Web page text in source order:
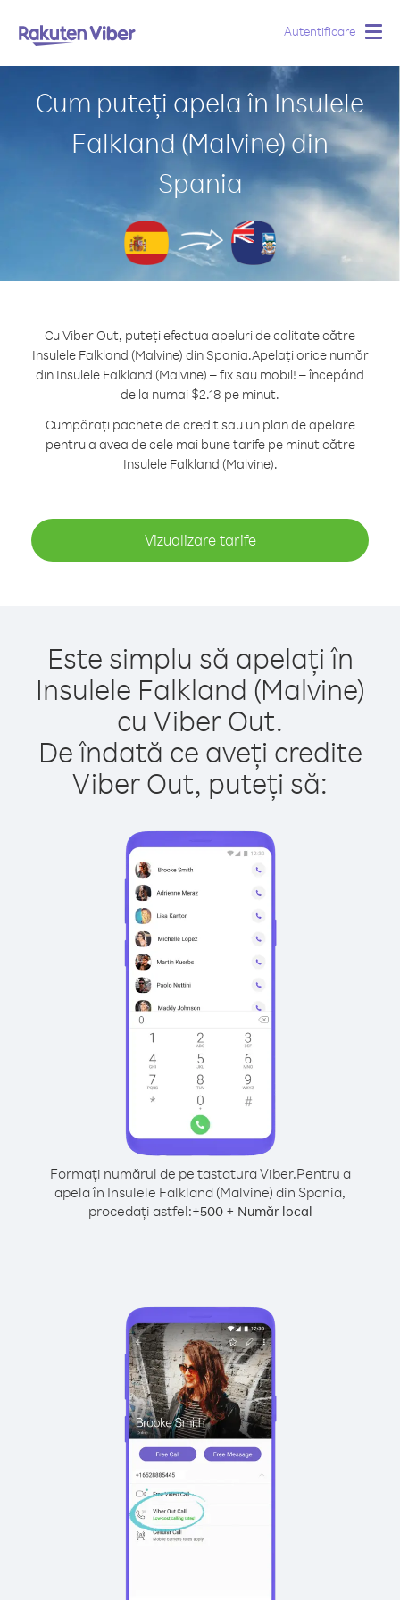
Autentificare
Cum puteți apela în Insulele
Falkland (Malvine) din
Spania
Cu Viber Out, puteți efectua apeluri de calitate către
Insulele Falkland (Malvine) din Spania.Apelați orice număr
din Insulele Falkland (Malvine) – fix sau mobil! – începând
de la numai $2.18 pe minut.
Cumpărați pachete de credit sau un plan de apelare
pentru a avea de cele mai bune tarife pe minut către
Insulele Falkland (Malvine).
Vizualizare tarife
Este simplu să apelați în
Insulele Falkland (Malvine)
cu Viber Out.
De îndată ce aveți credite
Viber Out, puteți să:
Formați numărul de pe tastatura Viber.Pentru a
apela în Insulele Falkland (Malvine) din Spania,
procedați astfel:+500+ Număr local